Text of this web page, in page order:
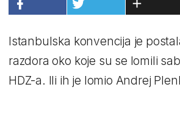
Istanbulska konvencija je
razdora oko koje su se lomili
HDZ-a. Ili ih je lomio Andrej